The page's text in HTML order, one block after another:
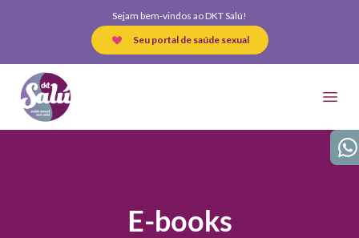
Sejam bem-vindos ao DKT Salú!
Seu portal de saúde sexual
DKT Salú
E-books